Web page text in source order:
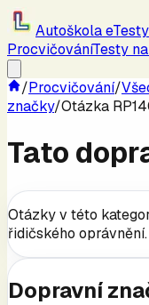
Autoškola eTesty
ProcvičováníTesty
/Procvičování/
značky/Otázka
Tato
Otázky v této
řidičského oprávnění.
Dopravní